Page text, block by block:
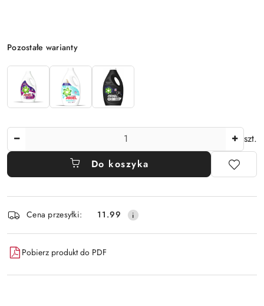
Wariant
Pozostałe warianty
szt.
Do koszyka
Dostępność
i
dostawa
Cena przesyłki: 11.99
Pobierz produkt do PDF